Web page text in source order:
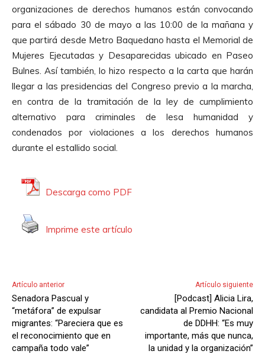
organizaciones de derechos humanos están convocando
para el sábado 30 de mayo a las 10:00 de la mañana y
que partirá desde Metro Baquedano hasta el Memorial de
Mujeres Ejecutadas y Desaparecidas ubicado en Paseo
Bulnes. Así también, lo hizo respecto a la carta que harán
llegar a las presidencias del Congreso previo a la marcha,
en contra de la tramitación de la ley de cumplimiento
alternativo para criminales de lesa humanidad y
condenados por violaciones a los derechos humanos
durante el estallido social.
Descarga como PDF
Imprime este artículo
Artículo anterior
Senadora Pascual y
“metáfora” de expulsar
migrantes: “Pareciera que es
el reconocimiento que en
campaña todo vale”
Artículo siguiente
[Podcast] Alicia Lira,
candidata al Premio Nacional
de DDHH: “Es muy
importante, más que nunca,
la unidad y la organización”